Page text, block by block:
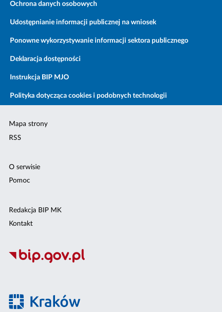
Ochrona danych osobowych
Udostępnianie informacji publicznej na wniosek
Ponowne wykorzystywanie informacji sektora publicznego
Deklaracja dostępności
Instrukcja BIP MJO
Polityka dotycząca cookies i podobnych technologii
Mapa strony
RSS
O serwisie
Pomoc
Redakcja BIP MK
Kontakt